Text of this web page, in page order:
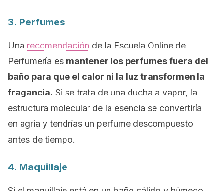
3. Perfumes
Una recomendación de la Escuela Online de
Perfumería es mantener los perfumes fuera del
baño para que el calor ni la luz transformen la
fragancia. Si se trata de una ducha a vapor, la
estructura molecular de la esencia se convertiría
en agria y tendrías un perfume descompuesto
antes de tiempo.
4. Maquillaje